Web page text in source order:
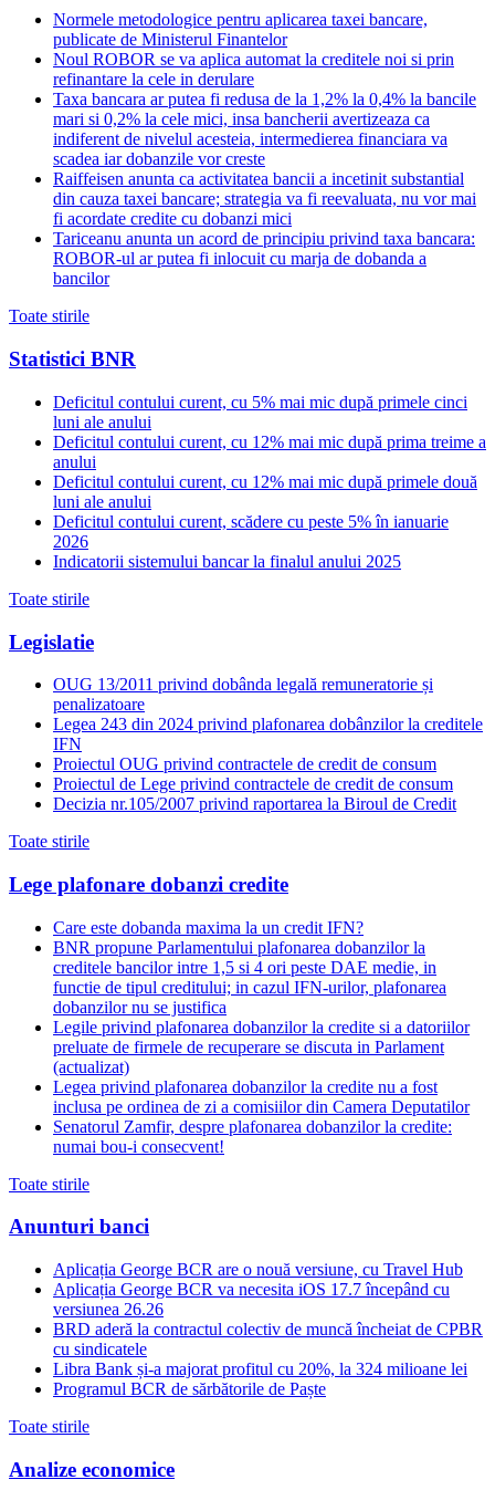
Normele metodologice pentru aplicarea taxei bancare,
publicate de Ministerul Finantelor
Noul ROBOR se va aplica automat la creditele noi si prin
refinantare la cele in derulare
Taxa bancara ar putea fi redusa de la 1,2% la 0,4% la bancile
mari si 0,2% la cele mici, insa bancherii avertizeaza ca
indiferent de nivelul acesteia, intermedierea financiara va
scadea iar dobanzile vor creste
Raiffeisen anunta ca activitatea bancii a incetinit substantial
din cauza taxei bancare; strategia va fi reevaluata, nu vor mai
fi acordate credite cu dobanzi mici
Tariceanu anunta un acord de principiu privind taxa bancara:
ROBOR-ul ar putea fi inlocuit cu marja de dobanda a
bancilor
Toate stirile
Statistici BNR
Deficitul contului curent, cu 5% mai mic după primele cinci
luni ale anului
Deficitul contului curent, cu 12% mai mic după prima treime a
anului
Deficitul contului curent, cu 12% mai mic după primele două
luni ale anului
Deficitul contului curent, scădere cu peste 5% în ianuarie
2026
Indicatorii sistemului bancar la finalul anului 2025
Toate stirile
Legislatie
OUG 13/2011 privind dobânda legală remuneratorie și
penalizatoare
Legea 243 din 2024 privind plafonarea dobânzilor la creditele
IFN
Proiectul OUG privind contractele de credit de consum
Proiectul de Lege privind contractele de credit de consum
Decizia nr.105/2007 privind raportarea la Biroul de Credit
Toate stirile
Lege plafonare dobanzi credite
Care este dobanda maxima la un credit IFN?
BNR propune Parlamentului plafonarea dobanzilor la
creditele bancilor intre 1,5 si 4 ori peste DAE medie, in
functie de tipul creditului; in cazul IFN-urilor, plafonarea
dobanzilor nu se justifica
Legile privind plafonarea dobanzilor la credite si a datoriilor
preluate de firmele de recuperare se discuta in Parlament
(actualizat)
Legea privind plafonarea dobanzilor la credite nu a fost
inclusa pe ordinea de zi a comisiilor din Camera Deputatilor
Senatorul Zamfir, despre plafonarea dobanzilor la credite:
numai bou-i consecvent!
Toate stirile
Anunturi banci
Aplicația George BCR are o nouă versiune, cu Travel Hub
Aplicația George BCR va necesita iOS 17.7 începând cu
versiunea 26.26
BRD aderă la contractul colectiv de muncă încheiat de CPBR
cu sindicatele
Libra Bank și-a majorat profitul cu 20%, la 324 milioane lei
Programul BCR de sărbătorile de Paște
Toate stirile
Analize economice